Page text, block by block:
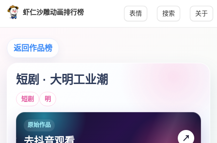
虾仁沙雕动画排行榜 表情 搜索 关于
返回作品榜
短剧 · 大明工业潮
短剧 明
原始作品
↗